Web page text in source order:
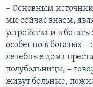
– Основным
мы сейчас знаем,
устройства и в
особенно в богатых –
лечебные дома
полубольницы, –
живут больные,